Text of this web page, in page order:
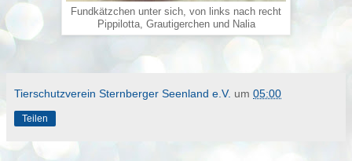
Fundkätzchen unter sich, von links nach recht
Pippilotta, Grautigerchen und Nalia
Tierschutzverein Sternberger Seenland e.V. um 05:00
Teilen